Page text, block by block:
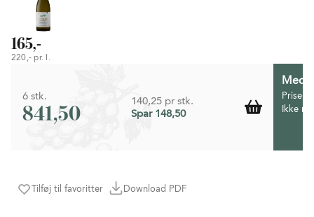
Tilføj til favoritter Download PDF
165,-
220,- pr. l.
6 stk.
841,50
140,25 pr stk.
Spar 148,50
Prisen
Ikke